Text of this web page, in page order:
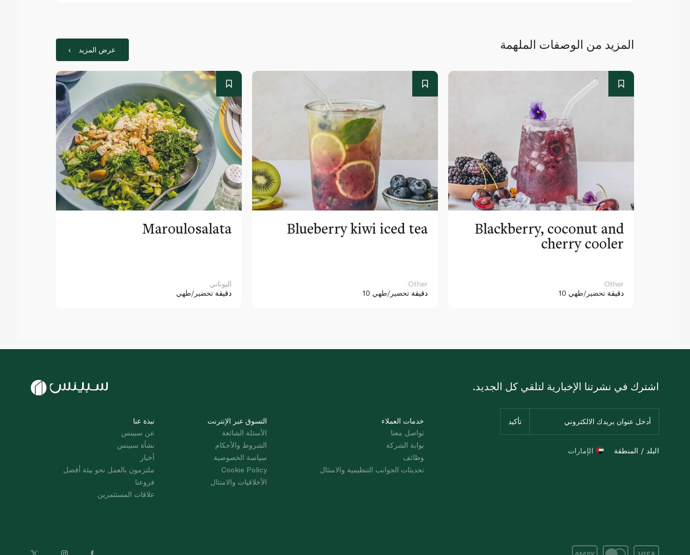
المزيد من الوصفات الملهمة عرض المزيد
Maroulosalata
اليوناني
دقيقة تحضير/طهي
Blueberry kiwi iced tea
Other
10 دقيقة تحضير/طهي
Blackberry, coconut and
cherry cooler
Other
10 دقيقة تحضير/طهي
نبذة عنا
عن سبينس
نشأة سبينس
أخبار
ملتزمون بالعمل نحو بيئة أفضل
فروعنا
علاقات المستثمرين
التسوق عبر الإنترنت
الأسئلة الشائعة
الشروط والأحكام
سياسة الخصوصية
Cookie Policy
الأخلاقيات والامتثال
خدمات العملاء
تواصل معنا
بوابة الشركة
وظائف
تحديثات الجوانب التنظيمية والامتثال
اشترك في نشرتنا الإخبارية لتلقي كل الجديد.
البلد / المنطقة الإمارات